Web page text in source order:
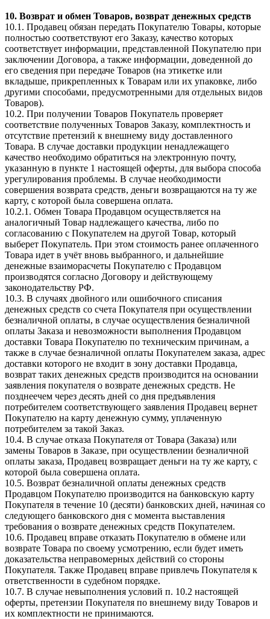
10. Возврат и обмен Товаров, возврат денежных средств
10.1. Продавец обязан передать Покупателю Товары, которые
полностью соответствуют его Заказу, качество которых
соответствует информации, представленной Покупателю при
заключении Договора, а также информации, доведенной до
его сведения при передаче Товаров (на этикетке или
вкладыше, прикрепленных к Товарам или их упаковке, либо
другими способами, предусмотренными для отдельных видов
Товаров).
10.2. При получении Товаров Покупатель проверяет
соответствие полученных Товаров Заказу, комплектность и
отсутствие претензий к внешнему виду доставленного
Товара. В случае доставки продукции ненадлежащего
качество необходимо обратиться на электронную почту,
указанную в пункте 1 настоящей оферты, для выбора способа
урегулирования проблемы. В случае необходимости
совершения возврата средств, деньги возвращаются на ту же
карту, с которой была совершена оплата.
10.2.1. Обмен Товара Продавцом осуществляется на
аналогичный Товар надлежащего качества, либо по
согласованию с Покупателем на другой Товар, который
выберет Покупатель. При этом стоимость ранее оплаченного
Товара идет в учёт вновь выбранного, и дальнейшие
денежные взаиморасчеты Покупателю с Продавцом
производятся согласно Договору и действующему
законодательству РФ.
10.3. В случаях двойного или ошибочного списания
денежных средств со счета Покупателя при осуществлении
безналичной оплаты, в случае осуществления безналичной
оплаты Заказа и невозможности выполнения Продавцом
доставки Товара Покупателю по техническим причинам, а
также в случае безналичной оплаты Покупателем заказа, адрес
доставки которого не входит в зону доставки Продавца,
возврат таких денежных средств производится на основании
заявления покупателя о возврате денежных средств. Не
позднеечем через десять дней со дня предъявления
потребителем соответствующего заявления Продавец вернет
Покупателю на карту денежную сумму, уплаченную
потребителем за такой Заказ.
10.4. В случае отказа Покупателя от Товара (Заказа) или
замены Товаров в Заказе, при осуществлении безналичной
оплаты заказа, Продавец возвращает деньги на ту же карту, с
которой была совершена оплата.
10.5. Возврат безналичной оплаты денежных средств
Продавцом Покупателю производится на банковскую карту
Покупателя в течение 10 (десяти) банковских дней, начиная со
следующего банковского дня с момента выставления
требования о возврате денежных средств Покупателем.
10.6. Продавец вправе отказать Покупателю в обмене или
возврате Товара по своему усмотрению, если будет иметь
доказательства неправомерных действий со стороны
Покупателя. Также Продавец вправе привлечь Покупателя к
ответственности в судебном порядке.
10.7. В случае невыполнения условий п. 10.2 настоящей
оферты, претензии Покупателя по внешнему виду Товаров и
их комплектности не принимаются.